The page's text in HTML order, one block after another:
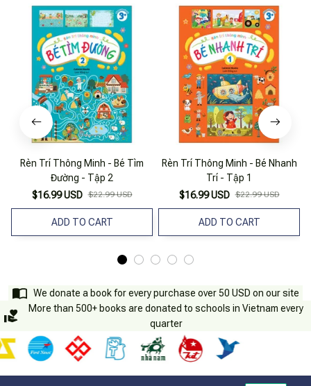
Rèn Trí Thông Minh - Bé Tìm
Đường - Tập 2
$16.99 USD $22.99 USD
ADD TO CART
Rèn Trí Thông Minh - Bé Nhanh
Trí - Tập 1
$16.99 USD $22.99 USD
ADD TO CART
We donate a book for every purchase over 50 USD on our site
More than 500+ books are donated to schools in Vietnam every
quarter